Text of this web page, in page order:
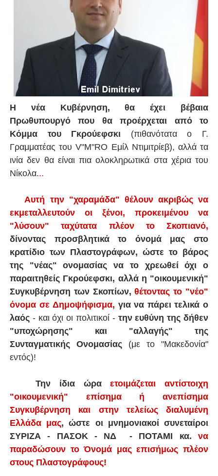
Η νέα Κυβέρνηση, θα έχει βέβαια
Πρωθυπουργό που θα προέρχεται από το
Κόμμα του Γκρούεφσκι (πιθανότατα ο Γ.
Γραμματέας του V"M"RO Εμίλ Ντιμιτρίεβ), αλλά τα
ινία δεν θα είναι πια ολοκληρωτικά στα χέρια του
Νίκολα...
Αυτή την "χαραμάδα" θέλουν ακριβώς να
εκμεταλλευτούν οι ξένοι,
προκειμένου να
"λύσουν" ταχύτατα πλέον το Σκοπιανό,
δίνοντας προσβλητικά το όνομά μας στο
κρατίδιο των Πλαστογράφων, ώστε το βάρος
της "νέας" ονομασίας να το χρεωθεί όχι ο
παραιτηθείς Γκρούεφσκι, αλλά η "οικουμενική"
Συγκυβέρνηση των Σκοπίων,θέτοντας το "νέο"
όνομα σε Δημοψήφισμα, για να πάρει τελικά ο
λαός - και όχι οι πολιτικοί - την ευθύνη της δήθεν
"υποχώρησης" και "αλλαγής" της
Συνταγματικής Ονομασίας (με το "Μακεδονία"
εντός)!
Την ίδια ώραετοιμάζεται αντίστοιχη
"οικουμενική" επίσημα ή ανεπίσημα
Συγκυβέρνηση και στην τελείως διαλυμένη
Ελλάδα μας, ώστε οι μνημονιακοί συνεταίροι
ΣΥΡΙΖΑ - ΠΑΣΟΚ - ΝΔ - ΠΟΤΑΜΙ κα. να
παραδώσουν το Όνομά μας επισήμως πλέον
στους Πλαστογράφους!